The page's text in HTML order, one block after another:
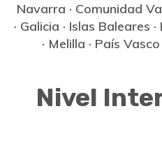
Navarra · Comunidad
· Galicia · Islas Baleares ·
· Melilla · País Vasco
Nivel